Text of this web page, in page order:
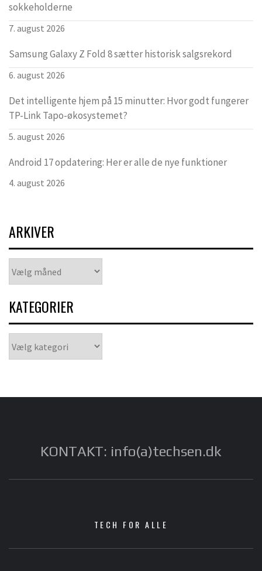
sokkeholderne
7. august 2026
Samsung Galaxy Z Fold 8 sætter historisk salgsrekord
6. august 2026
Det intelligente hjem på 15 minutter: Hvor godt fungerer
TP-Link Tapo-økosystemet?
5. august 2026
Android 17 opdatering: Her er alle de nye funktioner
4. august 2026
ARKIVER
KATEGORIER
KONTAKT: info(a)techsen.dk
TECH FOR ALLE